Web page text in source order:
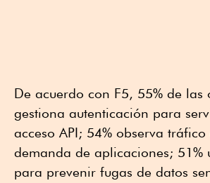
De acuerdo con F5, 55% de las
gestiona autenticación para
acceso API; 54% observa tráfico
demanda de aplicaciones; 51%
para prevenir fugas de datos